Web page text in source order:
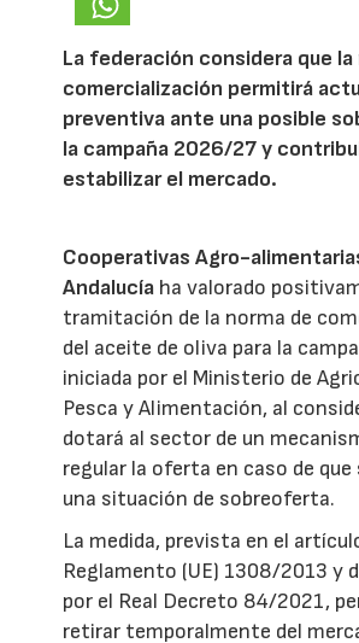
La federación considera que la
comercialización permitirá
preventiva ante una posible
la campaña 2026/27 y
estabilizar el mercado.
Cooperativas Agro-
Andalucía ha valorado
tramitación de la norma de
del aceite de oliva para la
iniciada por el Ministerio de
Pesca y Alimentación, al
dotará al sector de un
regular la oferta en caso de que
una situación de sobreoferta.
La medida, prevista en el
Reglamento (UE) 1308/2013 y
por el Real Decreto 84/2021,
retirar temporalmente del